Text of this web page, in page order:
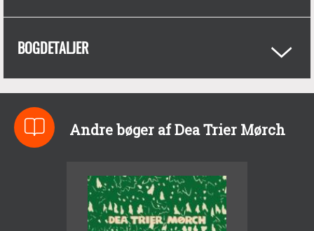
BOGDETALJER
Andre bøger af Dea Trier Mørch